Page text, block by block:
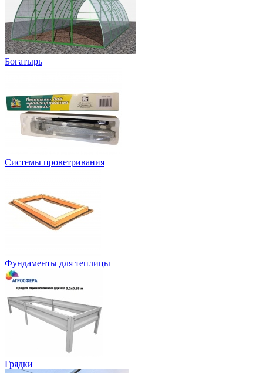
Богатырь
Системы проветривания
Фундаменты для теплицы
Грядки